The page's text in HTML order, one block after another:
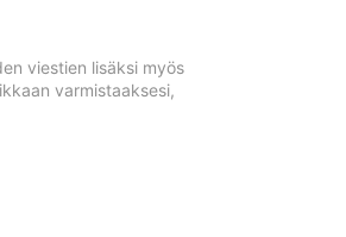
viestien lisäksi myös
varmistaaksesi,